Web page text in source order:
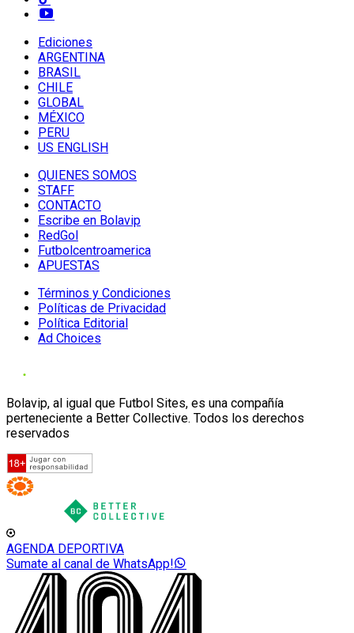
Ediciones
ARGENTINA
BRASIL
CHILE
GLOBAL
MÉXICO
PERU
US ENGLISH
QUIENES SOMOS
STAFF
CONTACTO
Escribe en Bolavip
RedGol
Futbolcentroamerica
APUESTAS
Términos y Condiciones
Políticas de Privacidad
Política Editorial
Ad Choices
Bolavip, al igual que Futbol Sites, es una compañía
perteneciente a Better Collective. Todos los derechos
reservados
AGENDA DEPORTIVA
Sumate al canal de WhatsApp!